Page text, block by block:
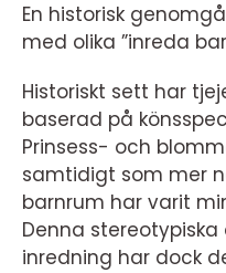
En historisk
med olika ”inreda
Historiskt sett har
baserad på
Prinsess- och
samtidigt som mer
barnrum har varit
Denna
inredning har dock